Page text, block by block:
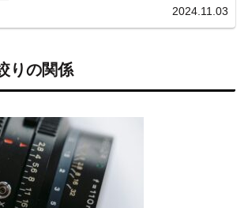
出しましょう。絞りやISO感度との組み合わせ次第で、日
常のシーンが劇的に変わる瞬間を捉えることができます。
適な設定方法を詳しく解説します。」
2024.11.03
りの関係